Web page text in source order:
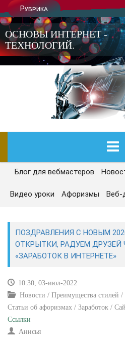
Рубрика
ОСНОВЫ ИНТЕРНЕТ -
ТЕХНОЛОГИЙ.
ГЛАВНАЯ
СЕГОДНЯ
САЙТОСТРОЕНИЕ
ИНТЕРНЕТ И СВЯЗЬ
Блог для вебмастеров
Видео уроки Афоризмы Веб-
ПОЗДРАВЛЕНИЯ С НОВЫМ
ОТКРЫТКИ, РАДУЕМ ДРУЗЕЙ
«ЗАРАБОТОК В ИНТЕРНЕТЕ»
10:30, 03-июл-2022
Новости / Преимущества стилей /
Статьи об афоризмах / Заработок /
Ссылки
Анисья